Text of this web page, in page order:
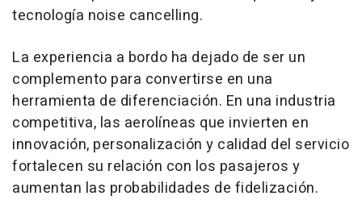
tecnología noise cancelling.
La experiencia a bordo ha dejado de ser un
complemento para convertirse en una
herramienta de diferenciación. En una industria
competitiva, las aerolíneas que invierten en
innovación, personalización y calidad del servicio
fortalecen su relación con los pasajeros y
aumentan las probabilidades de fidelización.